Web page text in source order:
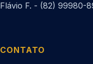
Flávio F. - (82) 99980-
CONTATO